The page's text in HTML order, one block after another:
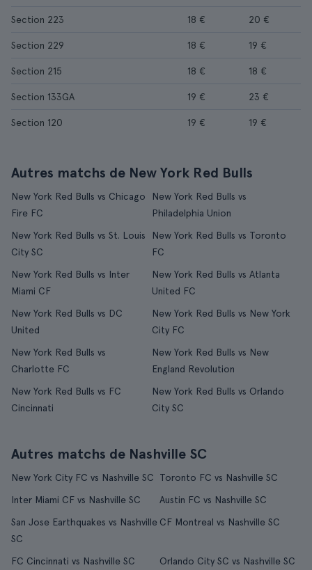
Section 223 18 € 20 €
Section 229 18 € 19 €
Section 215 18 € 18 €
Section 133GA 19 € 23 €
Section 120 19 € 19 €
Autres matchs de New York Red Bulls
New York Red Bulls vs Chicago
Fire FC
New York Red Bulls vs
Philadelphia Union
New York Red Bulls vs St. Louis
City SC
New York Red Bulls vs Toronto
FC
New York Red Bulls vs Inter
Miami CF
New York Red Bulls vs Atlanta
United FC
New York Red Bulls vs DC
United
New York Red Bulls vs New York
City FC
New York Red Bulls vs
Charlotte FC
New York Red Bulls vs New
England Revolution
New York Red Bulls vs FC
Cincinnati
New York Red Bulls vs Orlando
City SC
Autres matchs de Nashville SC
New York City FC vs Nashville SC
Toronto FC vs Nashville SC
Inter Miami CF vs Nashville SC
Austin FC vs Nashville SC
San Jose Earthquakes vs Nashville
SC
CF Montreal vs Nashville SC
FC Cincinnati vs Nashville SC
Orlando City SC vs Nashville SC